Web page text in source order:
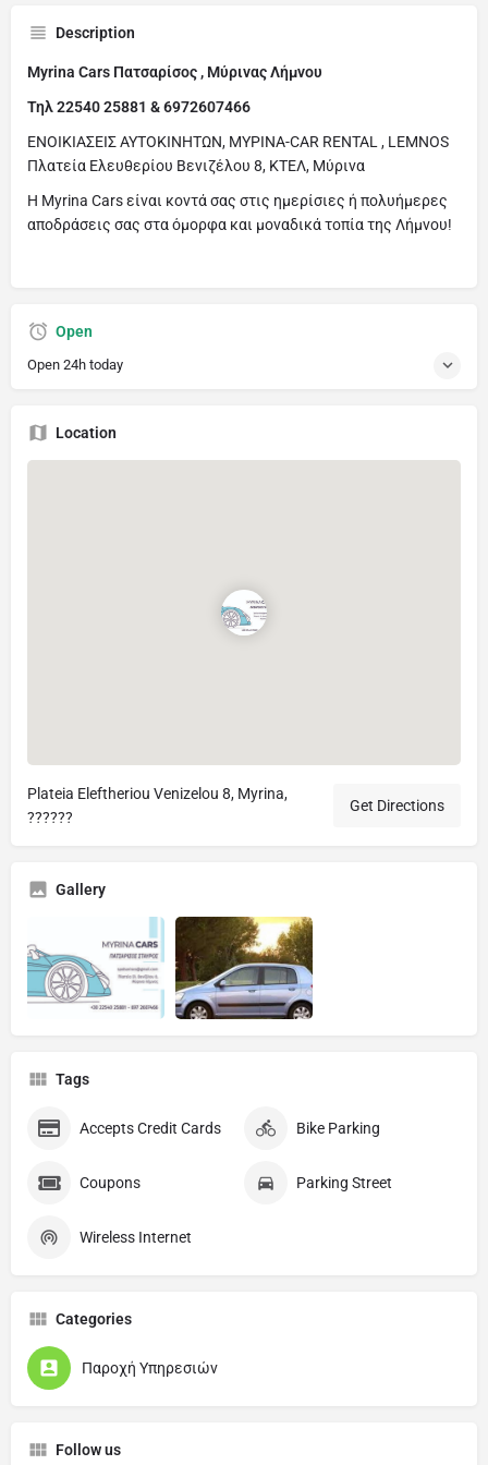
Description
Myrina Cars Πατσαρίσος , Μύρινας Λήμνου
Τηλ 22540 25881 & 6972607466
ΕΝΟΙΚΙΑΣΕΙΣ ΑΥΤΟΚΙΝΗΤΩΝ, ΜΥΡΙΝΑ-CAR RENTAL , LEMNOS
Πλατεία Ελευθερίου Βενιζέλου 8, ΚΤΕΛ, Μύρινα
Η Myrina Cars είναι κοντά σας στις ημερίσιες ή πολυήμερες
αποδράσεις σας στα όμορφα και μοναδικά τοπία της Λήμνου!
Open
Open 24h today
Location
Plateia Eleftheriou Venizelou 8, Myrina,
??????
Get Directions
Gallery
Tags
Accepts Credit Cards Bike Parking
Coupons Parking Street
Wireless Internet
Categories
Παροχή Υπηρεσιών
Follow us